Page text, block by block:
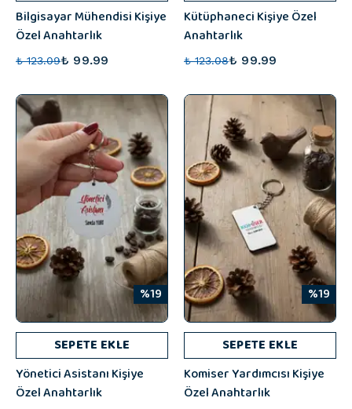
Bilgisayar Mühendisi Kişiye
Özel Anahtarlık
₺ 123.09₺ 99.99
Kütüphaneci Kişiye Özel
Anahtarlık
₺ 123.08₺ 99.99
%19
SEPETE EKLE
Yönetici Asistanı Kişiye
Özel Anahtarlık
%19
SEPETE EKLE
Komiser Yardımcısı Kişiye
Özel Anahtarlık